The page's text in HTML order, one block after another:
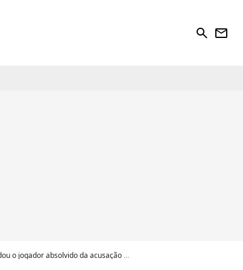
search newsletter
absolvido da acusação de estupro